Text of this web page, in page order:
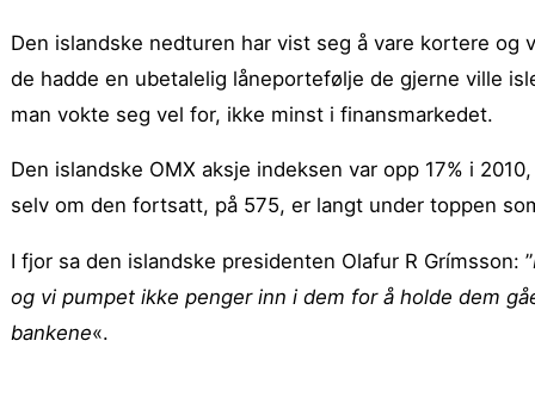
Den islandske nedturen har vist seg å vare kortere
de hadde en ubetalelig låneportefølje de gjerne ville
man vokte seg vel for, ikke minst i finansmarkedet.
Den islandske OMX aksje indeksen var opp 17% i
selv om den fortsatt, på 575, er langt under toppen
I fjor sa den islandske presidenten Olafur R Grímsson: ”
og vi pumpet ikke penger inn i dem for å holde dem
bankene«.